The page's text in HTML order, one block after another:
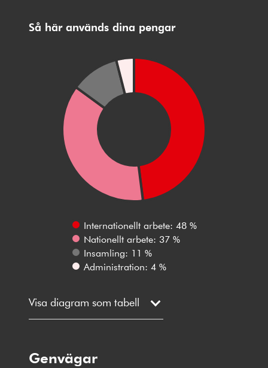
Så här används dina pengar
Internationellt arbete: 48 %
Nationellt arbete: 37 %
Insamling: 11 %
Administration: 4 %
Visa diagram som tabell
Genvägar